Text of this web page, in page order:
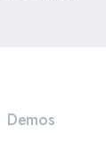
Demos